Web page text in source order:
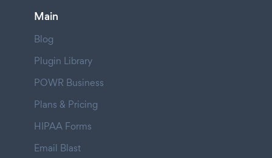
Main
Blog
Plugin Library
POWR Business
Plans & Pricing
HIPAA Forms
Email Blast